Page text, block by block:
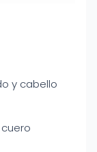
y cabello